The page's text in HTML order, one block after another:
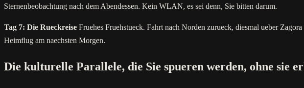
Sternenbeobachtung nach dem Abendessen. Kein WLAN, es sei denn, Sie bitten darum.
Tag 7: Die Rueckreise Fruehes Fruehstueck. Fahrt nach Norden zurueck, diesmal ueber
Heimflug am naechsten Morgen.
Die kulturelle Parallele, die Sie spueren werden, ohne sie